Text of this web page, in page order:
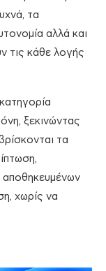
τα
αλλά και
τις κάθε λογής
ξεκινώντας
τα
χωρίς να